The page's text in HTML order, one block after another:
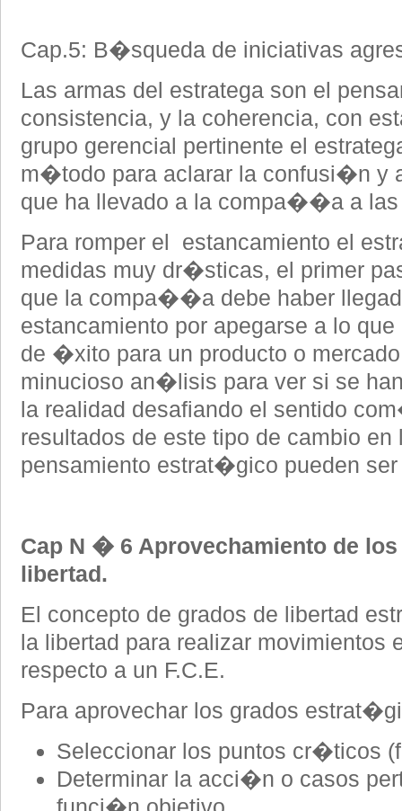
Cap.5: B�squeda de iniciativas
Las armas del estratega son el
consistencia, y la coherencia, con
grupo gerencial pertinente el
m�todo para aclarar la confusi�n y
que ha llevado a la compa��a a las
Para romper el estancamiento el
medidas muy dr�sticas, el primer
que la compa��a debe haber
estancamiento por apegarse a lo
de �xito para un producto o
minucioso an�lisis para ver si se
la realidad desafiando el sentido
resultados de este tipo de cambio
pensamiento estrat�gico
Cap N � 6 Aprovechamiento de
libertad.
El concepto de grados de libertad
la libertad para realizar
respecto a un F.C.E.
Para aprovechar los grados
Seleccionar los puntos cr�ticos
Determinar la acci�n o casos